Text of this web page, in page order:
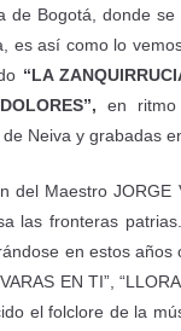
de Bogotá, donde
es así como lo
“LA
en ritmo
Neiva y grabadas
del Maestro
las fronteras
en estos años
EN TI”,
el folclore de la